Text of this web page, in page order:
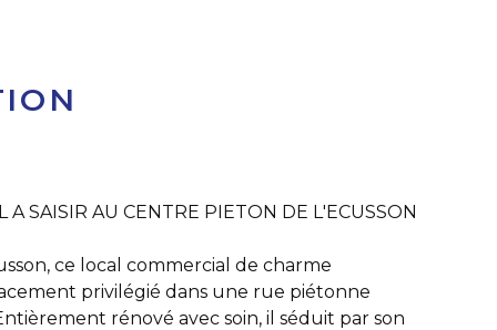
A SAISIR AU CENTRE PIETON DE L'ECUSSON
ce local commercial de charme
privilégié dans une rue piétonne
rénové avec soin, il séduit par son